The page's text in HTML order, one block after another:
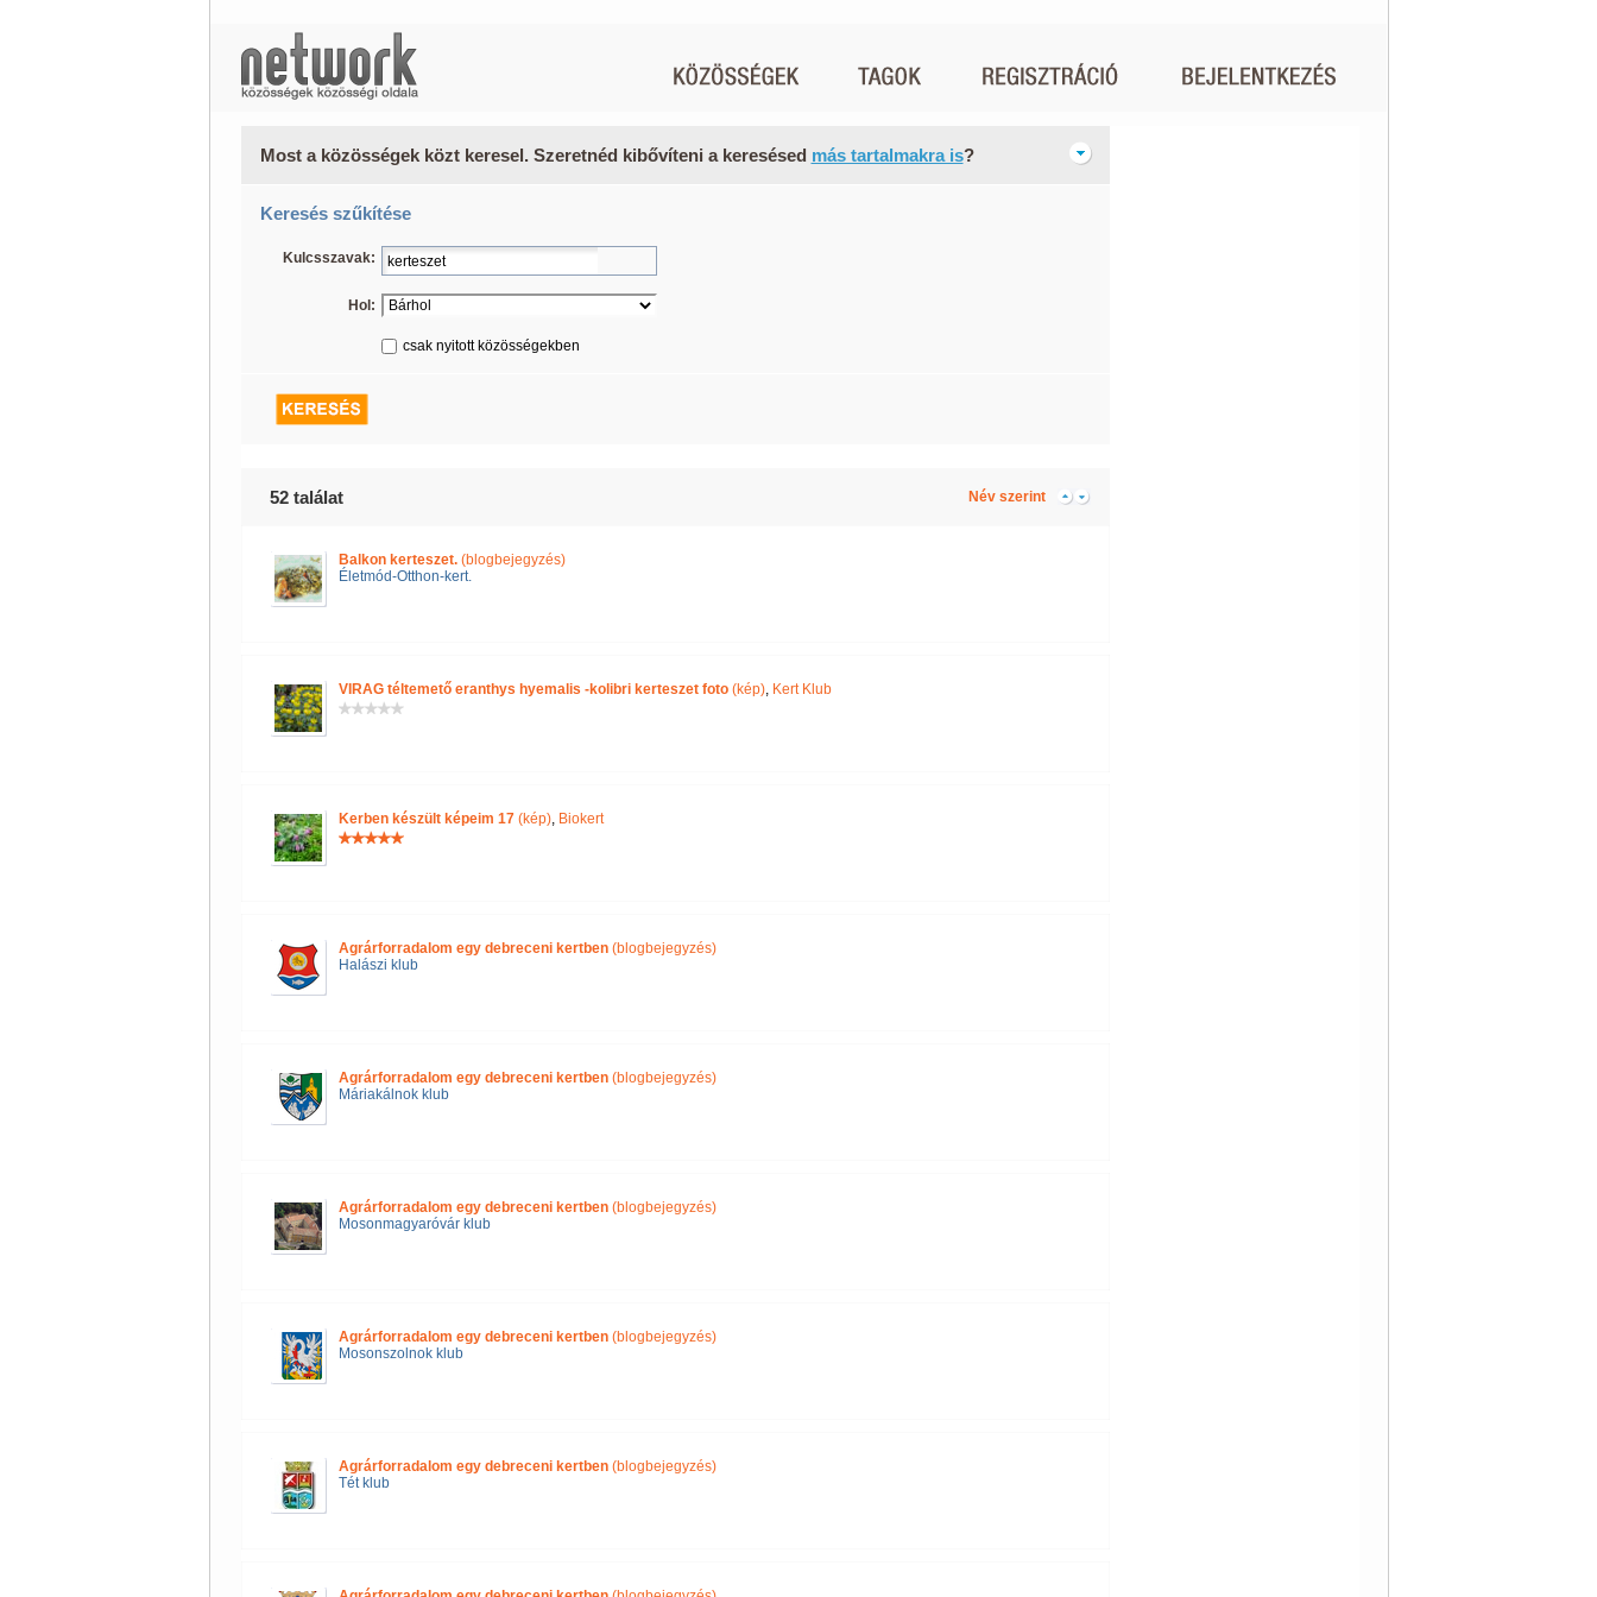
Most a közösségek közt keresel. Szeretnéd kibővíteni a keresésed más tartalmakra is?
Keresés szűkítése
Kulcsszavak:
Hol:
csak nyitott közösségekben
52 találat Név szerint
Balkon kerteszet.(blogbejegyzés)
Életmód-Otthon-kert.
VIRAG téltemető eranthys hyemalis -kolibri kerteszet foto(kép), Kert Klub
Kerben készült képeim 17(kép), Biokert
Agrárforradalom egy debreceni kertben(blogbejegyzés)
Halászi klub
Agrárforradalom egy debreceni kertben(blogbejegyzés)
Máriakálnok klub
Agrárforradalom egy debreceni kertben(blogbejegyzés)
Mosonmagyaróvár klub
Agrárforradalom egy debreceni kertben(blogbejegyzés)
Mosonszolnok klub
Agrárforradalom egy debreceni kertben(blogbejegyzés)
Tét klub